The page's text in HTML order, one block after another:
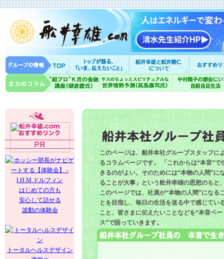
はじめての方も
安心して話せる
波動の体験会
トータルヘルスデザイン
このページは、船井本社グループスタッフに
るコラムページです。 「これからは“本音”で
きるのがよい。そのためには“本物の人間”に
ることが大事」という舩井幸雄の思想のもと
このページでは、社員が“本物の人間”になる
とを目指し、毎日の生活を送る中で感じてい
こと、皆さまに伝えたいことなどを“本音ベー
ス”で語っていきます。